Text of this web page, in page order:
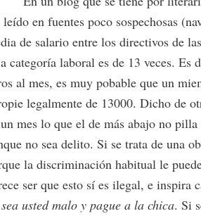
en fuentes poco sospechosas
de salario entre los directivos de
categoría laboral es de 13 veces.
al mes, es muy pobable que un
legalmente de 13000. Dicho de
mes lo que el de más abajo no
no sea delito. Si se trata de una
la discriminación habitual le
ser que esto sí es ilegal, e inspira
usted malo y pague a la chica. Si